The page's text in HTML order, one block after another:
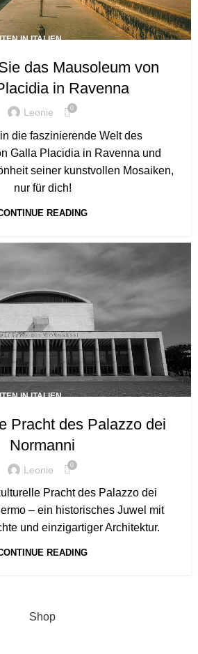
IN ITALIEN
das Mausoleum von
in Ravenna
Leonie 0
die faszinierende Welt des
Galla Placidia in Ravenna und
seiner kunstvollen Mosaiken,
nur für dich!
READING
IN ITALIEN
Pracht des Palazzo dei
Normanni
Leonie 0
Pracht des Palazzo dei
– ein historisches Juwel mit
und einzigartiger Architektur.
READING
Shop